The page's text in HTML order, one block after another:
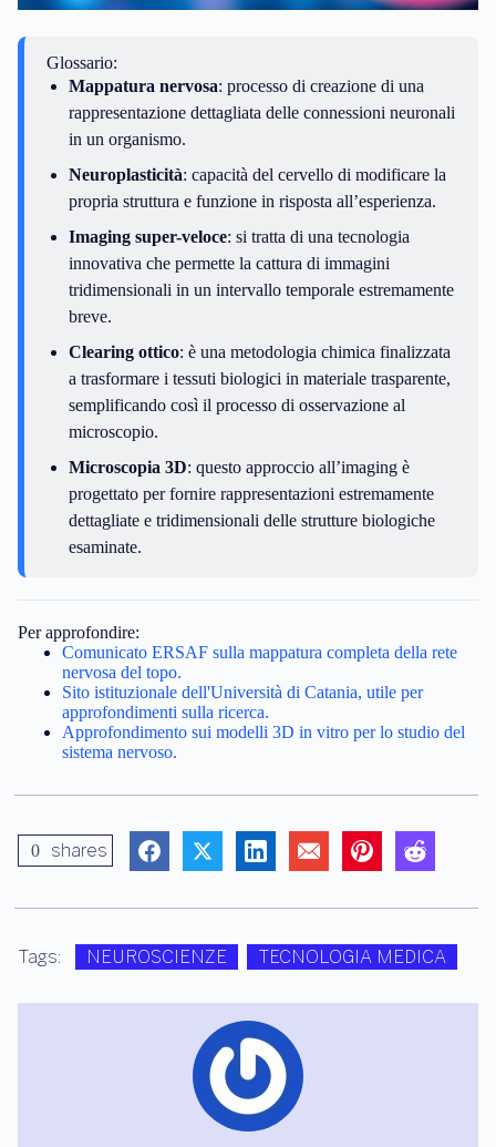
Glossario:
Mappatura nervosa: processo di creazione di una
rappresentazione dettagliata delle connessioni neuronali
in un organismo.
Neuroplasticità: capacità del cervello di modificare la
propria struttura e funzione in risposta all’esperienza.
Imaging super-veloce: si tratta di una tecnologia
innovativa che permette la cattura di immagini
tridimensionali in un intervallo temporale estremamente
breve.
Clearing ottico: è una metodologia chimica finalizzata
a trasformare i tessuti biologici in materiale trasparente,
semplificando così il processo di osservazione al
microscopio.
Microscopia 3D: questo approccio all’imaging è
progettato per fornire rappresentazioni estremamente
dettagliate e tridimensionali delle strutture biologiche
esaminate.
Per approfondire:
Comunicato ERSAF sulla mappatura completa della rete
nervosa del topo.
Sito istituzionale dell'Università di Catania, utile per
approfondimenti sulla ricerca.
Approfondimento sui modelli 3D in vitro per lo studio del
sistema nervoso.
0 shares
Tags: NEUROSCIENZE TECNOLOGIA MEDICA